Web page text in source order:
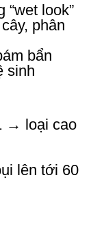
look”
phân
bẩn
sinh
→ loại cao
lên tới 60